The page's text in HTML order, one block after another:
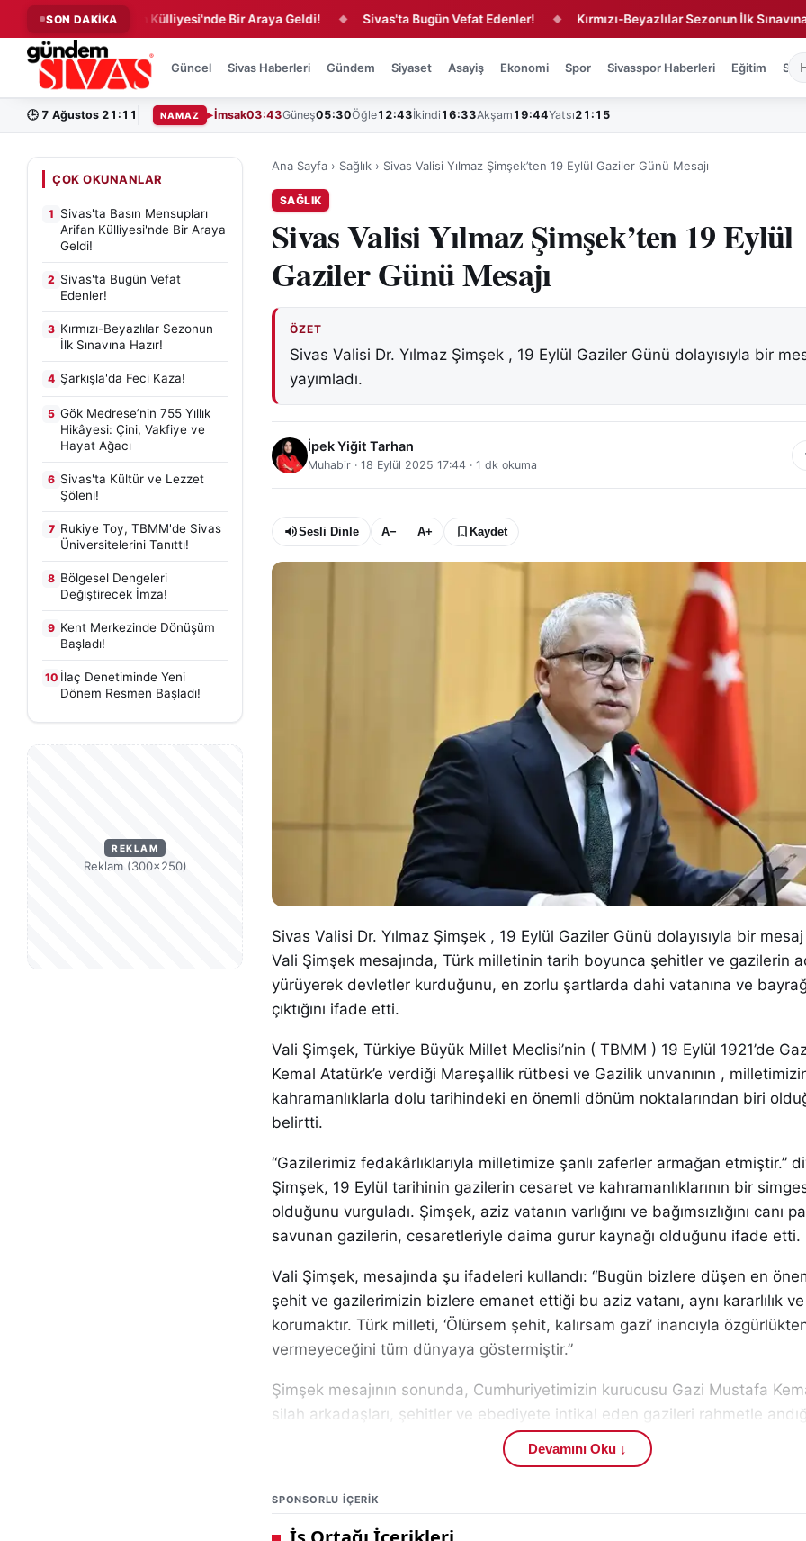
SON DAKİKA
Arifan Külliyesi'nde Bir Araya Geldi! ◆ Sivas'ta Bugün Vefat Edenler! ◆ Kırmızı-Beyazlılar Sezonun İlk Sınavına Hazır!
Güncel Sivas Haberleri Gündem Siyaset Asayiş Ekonomi Spor Sivasspor Haberleri Eğitim
🕒 7 Ağustos 21:11 NAMAZ İmsak03:43Güneş05:30Öğle12:43İkindi 16:33Akşam 19:44Yatsı21:15
ÇOK OKUNANLAR
1 Sivas'ta Basın Mensupları
Arifan Külliyesi'nde Bir Araya
Geldi!
2 Sivas'ta Bugün Vefat
Edenler!
3 Kırmızı-Beyazlılar Sezonun
İlk Sınavına Hazır!
4 Şarkışla'da Feci Kaza!
5 Gök Medrese’nin 755 Yıllık
Hikâyesi: Çini, Vakfiye ve
Hayat Ağacı
6 Sivas'ta Kültür ve Lezzet
Şöleni!
7 Rukiye Toy, TBMM'de Sivas
Üniversitelerini Tanıttı!
8 Bölgesel Dengeleri
Değiştirecek İmza!
9 Kent Merkezinde Dönüşüm
Başladı!
10 İlaç Denetiminde Yeni
Dönem Resmen Başladı!
REKLAM
Reklam (300×250)
Ana Sayfa › Sağlık › Sivas Valisi Yılmaz Şimşek’ten 19 Eylül Gaziler Günü Mesajı
SAĞLIK
Sivas Valisi Yılmaz Şimşek’ten 19 Eylül
Gaziler Günü Mesajı
ÖZET
Sivas Valisi Dr. Yılmaz Şimşek , 19 Eylül Gaziler Günü dolayısıyla bir
yayımladı.
İpek Yiğit Tarhan
Muhabir · 18 Eylül 2025 17:44 · 1 dk okuma
Sesli Dinle A− A+ Kaydet
Sivas Valisi Dr. Yılmaz Şimşek , 19 Eylül Gaziler Günü dolayısıyla bir mesaj
Vali Şimşek mesajında, Türk milletinin tarih boyunca şehitler ve gazilerin
yürüyerek devletler kurduğunu, en zorlu şartlarda dahi vatanına ve
çıktığını ifade etti.
Vali Şimşek, Türkiye Büyük Millet Meclisi’nin ( TBMM ) 19 Eylül 1921’de
Kemal Atatürk’e verdiği Mareşallik rütbesi ve Gazilik unvanının ,
kahramanlıklarla dolu tarihindeki en önemli dönüm noktalarından biri
belirtti.
“Gazilerimiz fedakârlıklarıyla milletimize şanlı zaferler armağan etmiştir.”
Şimşek, 19 Eylül tarihinin gazilerin cesaret ve kahramanlıklarının bir
olduğunu vurguladı. Şimşek, aziz vatanın varlığını ve bağımsızlığını canı
savunan gazilerin, cesaretleriyle daima gurur kaynağı olduğunu ifade etti.
Vali Şimşek, mesajında şu ifadeleri kullandı: “Bugün bizlere düşen en
şehit ve gazilerimizin bizlere emanet ettiği bu aziz vatanı, aynı kararlılık
korumaktır. Türk milleti, ‘Ölürsem şehit, kalırsam gazi’ inancıyla
vermeyeceğini tüm dünyaya göstermiştir.”
Şimşek mesajının sonunda, Cumhuriyetimizin kurucusu Gazi Mustafa
silah arkadaşları, şehitler ve ebediyete intikal eden gazileri rahmetle
hayatta olan gazilere ise minnet ve saygılarını sunduğunu belirtti.
etkinlikler düzenlenecek. Gaziler onuruna yapılan resmi programlarda
anma törenleri ve çeşitli kutlamalar gerçekleştirilecek. Gündemdeki diğer
Devamını Oku ↓
SPONSORLU IÇERIK